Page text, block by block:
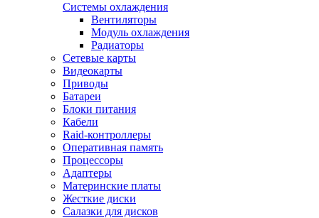
Системы охлаждения
Вентиляторы
Модуль охлаждения
Радиаторы
Сетевые карты
Видеокарты
Приводы
Батареи
Блоки питания
Кабели
Raid-контроллеры
Оперативная память
Процессоры
Адаптеры
Материнские платы
Жесткие диски
Салазки для дисков